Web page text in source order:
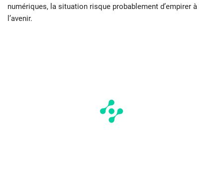
numériques, la situation risque probablement d’empirer à
l’avenir.